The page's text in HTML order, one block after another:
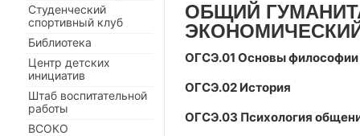
ОБЩИЙ
ОГСЭ.01 Основы философии
ОГСЭ.02 История
ОГСЭ.03 Психология
Студенческий
спортивный клуб
Библиотека
Центр детских
инициатив
Штаб воспитательной
работы
ВСОКО